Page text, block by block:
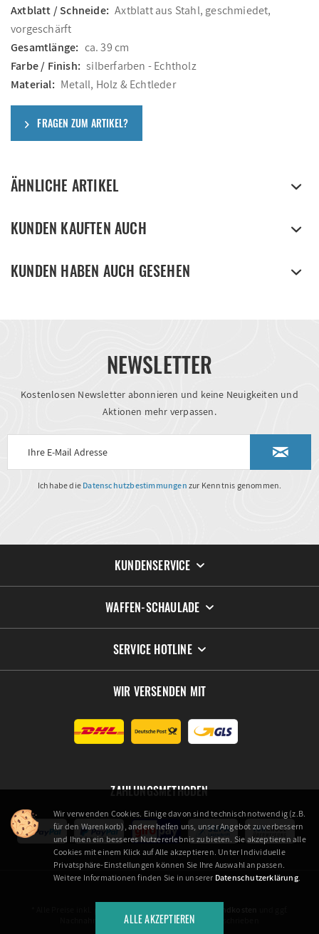
Axtblatt / Schneide: Axtblatt aus Stahl, geschmiedet,
vorgeschärft
Gesamtlänge: ca. 39 cm
Farbe / Finish: silberfarben - Echtholz
Material: Metall, Holz & Echtleder
FRAGEN ZUM ARTIKEL?
ÄHNLICHE ARTIKEL
KUNDEN KAUFTEN AUCH
KUNDEN HABEN AUCH GESEHEN
NEWSLETTER
Kostenlosen Newsletter abonnieren und keine Neuigkeiten und
Aktionen mehr verpassen.
Ich habe die Datenschutzbestimmungen zur Kenntnis genommen.
KUNDENSERVICE
WAFFEN-SCHAULADE
SERVICE HOTLINE
WIR VERSENDEN MIT
ZAHLUNGSMETHODEN
Nachnahmegebühren, wenn nicht anders beschrieben
Wir verwenden Cookies. Einige davon sind technisch notwendig (z.B.
für den Warenkorb), andere helfen uns, unser Angebot zu verbessern
und Ihnen ein besseres Nutzererlebnis zu bieten. Sie akzeptieren alle
Cookies mit einem Klick auf Alle akzeptieren. Unter Individuelle
Privatsphäre-Einstellungen können Sie Ihre Auswahl anpassen.
Weitere Informationen finden Sie in unserer Datenschutzerklärung.
ALLE AKZEPTIEREN